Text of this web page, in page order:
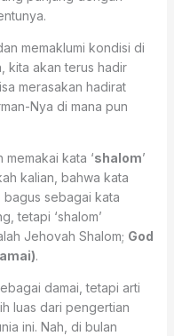
memaklumi kondisi di
kita akan terus hadir
merasakan hadirat
Nya di mana pun
kata ‘shalom’
kalian, bahwa kata
bagus sebagai kata
tetapi ‘shalom’
Jehovah Shalom; God
.
damai, tetapi arti
luas dari pengertian
ini. Nah, di bulan